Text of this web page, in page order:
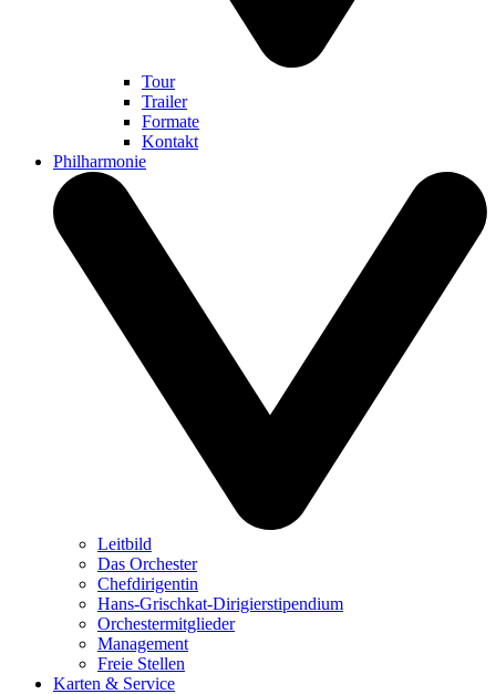
Tour
Trailer
Formate
Kontakt
Philharmonie
Leitbild
Das Orchester
Chefdirigentin
Hans-Grischkat-Dirigierstipendium
Orchestermitglieder
Management
Freie Stellen
Karten & Service